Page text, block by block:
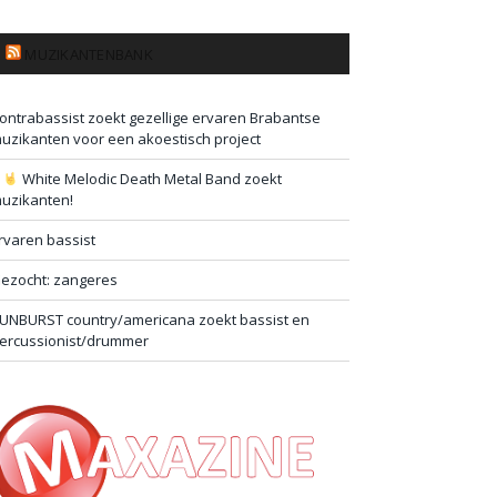
zoekt gezellige ervaren Brabantse
voor een akoestisch project
White Melodic Death Metal Band zoekt
bassist
zangeres
country/americana zoekt bassist en
drummer